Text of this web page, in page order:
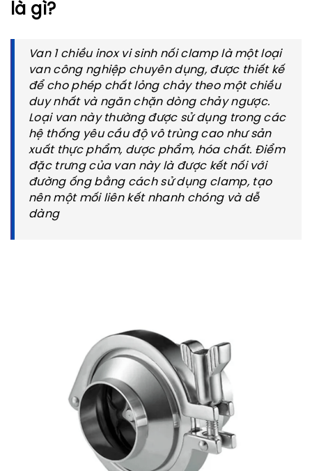
là gì?
Van 1 chiều inox vi sinh nối clamp là một loại
van công nghiệp chuyên dụng, được thiết kế
để cho phép chất lỏng chảy theo một chiều
duy nhất và ngăn chặn dòng chảy ngược.
Loại van này thường được sử dụng trong các
hệ thống yêu cầu độ vô trùng cao như sản
xuất thực phẩm, dược phẩm, hóa chất. Điểm
đặc trưng của van này là được kết nối với
đường ống bằng cách sử dụng clamp, tạo
nên một mối liên kết nhanh chóng và dễ
dàng